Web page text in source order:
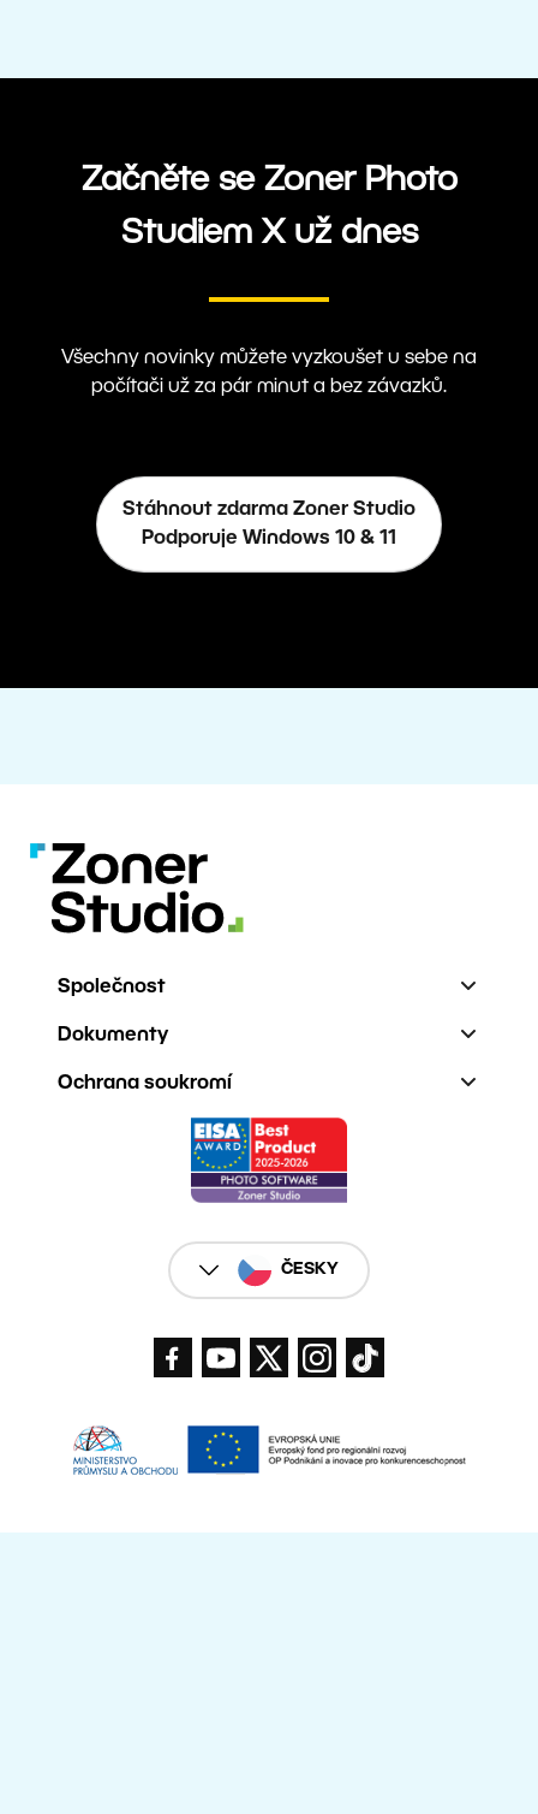
Začněte se Zoner Photo
Studiem X už dnes
Všechny novinky můžete vyzkoušet u sebe na
počítači už za pár minut a bez závazků.
Stáhnout zdarma Zoner Studio
Podporuje Windows 10 & 11
Společnost
Dokumenty
Ochrana soukromí
ČESKY